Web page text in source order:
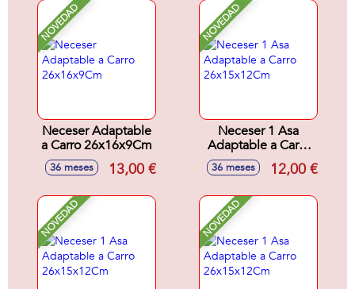
NOVEDAD
Neceser Adaptable
a Carro 26x16x9Cm
36 meses 13,00 €
NOVEDAD
Neceser 1 Asa
Adaptable a Carro
26x15x12Cm
36 meses 12,00 €
NOVEDAD NOVEDAD